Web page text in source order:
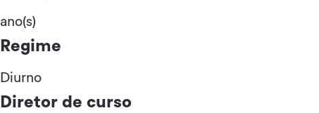
ano(s)
Regime
Diurno
Diretor de curso